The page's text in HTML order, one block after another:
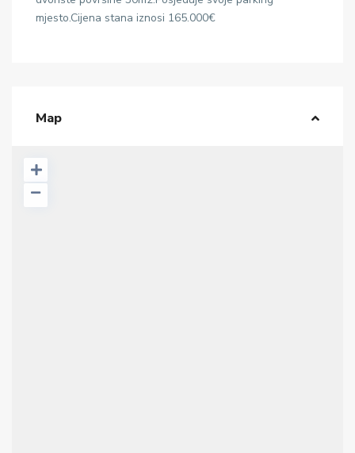
mjesto.Cijena stana iznosi 165.000€
Map